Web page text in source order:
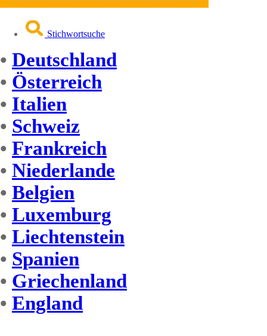
Stichwortsuche
• Deutschland
• Österreich
• Italien
• Schweiz
• Frankreich
• Niederlande
• Belgien
• Luxemburg
• Liechtenstein
• Spanien
• Griechenland
• England